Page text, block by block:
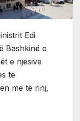
Edi
Bashkinë e
e njësive
të
me të rinj,